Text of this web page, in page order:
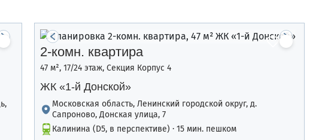
2-комн. квартира
47 м², 17/24 этаж, Секция Корпус 4
ЖК «1-й Донской»
Московская область, Ленинский городской округ, д.
Сапроново, Донская улица, 7
Калинина (D5, в перспективе) · 15 мин. пешком